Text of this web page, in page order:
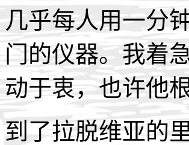
几乎每人用一分
门的仪器。我着
动于衷，也许他
到了拉脱维亚的